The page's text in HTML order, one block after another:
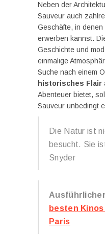
Neben der
Sauveur auch
Geschäfte, in
erwerben kannst.
Geschichte und
einmalige
Suche nach einem
historisches Flair
Abenteuer bietet,
Sauveur unbedingt
Die Natur ist
besucht. Sie
Snyder
besten
Paris